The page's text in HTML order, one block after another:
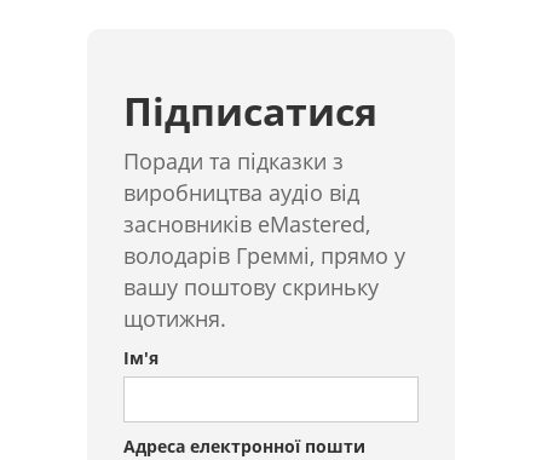
Підписатися
Поради та підказки з
виробництва аудіо від
засновників eMastered,
володарів Греммі, прямо у
вашу поштову скриньку
щотижня.
Ім'я
Адреса електронної пошти